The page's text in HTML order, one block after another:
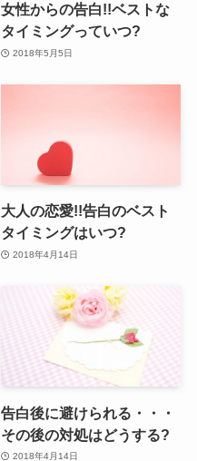
女性からの告白!!ベストな
タイミングっていつ?
2018年5月5日
大人の恋愛!!告白のベスト
タイミングはいつ?
2018年4月14日
告白後に避けられる・・・
その後の対処はどうする?
2018年4月14日